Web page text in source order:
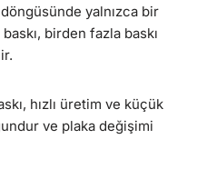
yalnızca bir
birden fazla baskı
hızlı üretim ve küçük
ve plaka değişimi